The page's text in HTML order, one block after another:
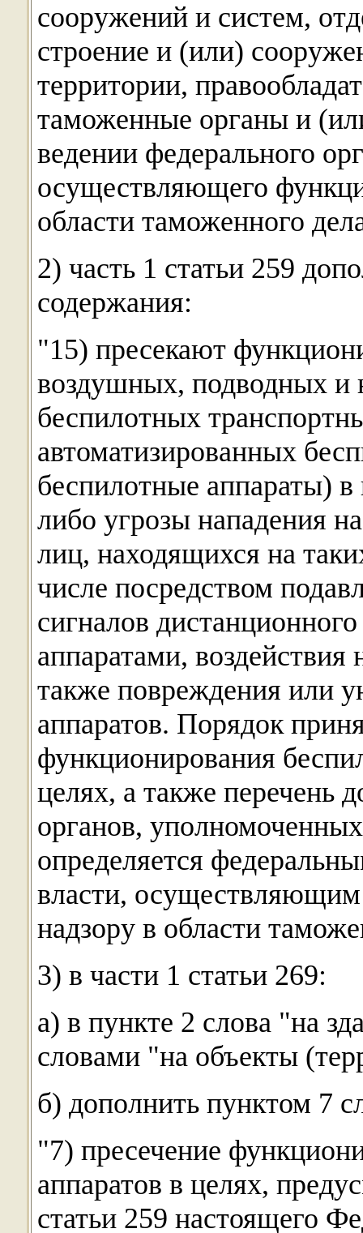
сооружений и систем,
строение и (или)
территории,
таможенные органы и
ведении федерального
осуществляющего
области таможенного
2) часть 1 статьи 259
содержания:
"15) пресекают
воздушных, подводных и
беспилотных
автоматизированных
беспилотные аппараты)
либо угрозы нападения
лиц, находящихся на
числе посредством
сигналов
аппаратами,
также повреждения или
аппаратов. Порядок
функционирования
целях, а также перечень
органов,
определяется
власти,
надзору в области
3) в части 1 статьи 269:
а) в пункте 2 слова "на
словами "на объекты
б) дополнить пунктом 7
"7) пресечение
аппаратов в целях,
статьи 259 настоящего